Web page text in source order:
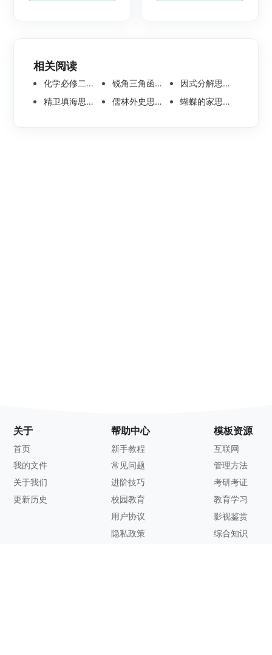
相关阅读
化学必修二思维导图合集，高中高清化学思维导图整理 锐角三角函数思维导图 | 数学思维导图分享
因式分解思维导图高清版-数学思维导图模板分享
精卫填海思维导图怎么画？高清版精卫填海思维导图模板分享
儒林外史思维导图大全|高清版免费思维导图模板 蝴蝶的家思维导图怎么画？高清版蝴蝶的家思维导图分享
关于
首页
我的文件
关于我们
更新历史
帮助中心
新手教程
常见问题
进阶技巧
校园教育
用户协议
隐私政策
模板资源
互联网
管理方法
考研考证
教育学习
影视鉴赏
综合知识